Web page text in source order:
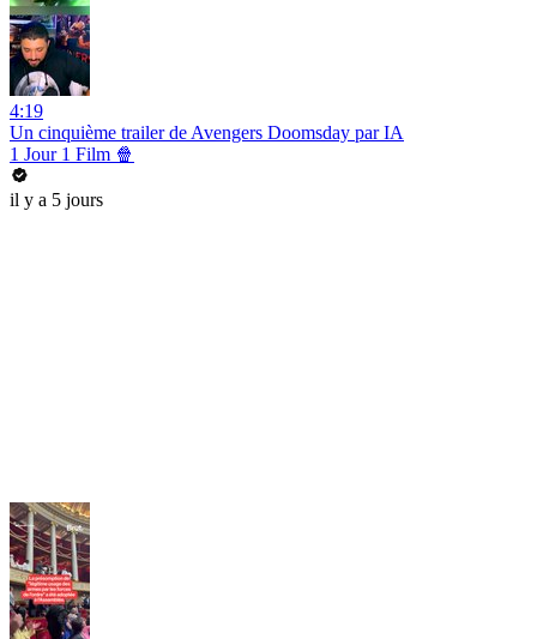
4:19
Un cinquième trailer de Avengers Doomsday par IA
1 Jour 1 Film 🍿
il y a 5 jours